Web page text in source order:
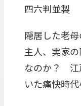
四六判並製
隠居した老
主人、実家
なのか？ 江
いた痛快時代